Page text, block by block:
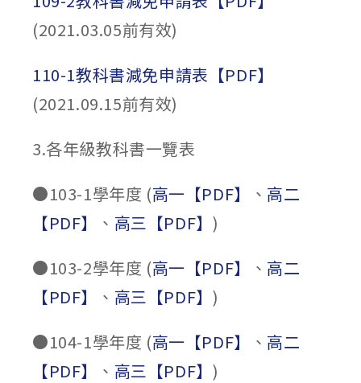
(2021.03.05前有效)
110-1教科書減免申請表【PDF】
(2021.09.15前有效)
3.各年級教科書一覽表
●103-1學年度 (高一【PDF】 、 高二
【PDF】
、 高三【PDF】 )
●103-2學年度 (高一【PDF】 、 高二
【PDF】
、 高三【PDF】 )
●104-1學年度 (高一【PDF】 、 高二
【PDF】
、 高三【PDF】 )